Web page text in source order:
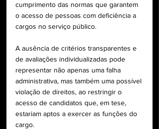
cumprimento das normas que garantem
o acesso de pessoas com deficiência a
cargos no serviço público.
A ausência de critérios transparentes e
de avaliações individualizadas pode
representar não apenas uma falha
administrativa, mas também uma possível
violação de direitos, ao restringir o
acesso de candidatos que, em tese,
estariam aptos a exercer as funções do
cargo.